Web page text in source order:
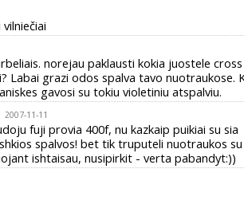
norejau paklausti kokia juostele cross
Labai grazi odos spalva tavo nuotraukose.
gavosi su tokiu violetiniu atspalviu.
2007-11-11
fuji provia 400f, nu kazkaip puikiai su sia
spalvos! bet tik truputeli nuotraukos
ishtaisau, nusipirkit - verta pabandyt:))